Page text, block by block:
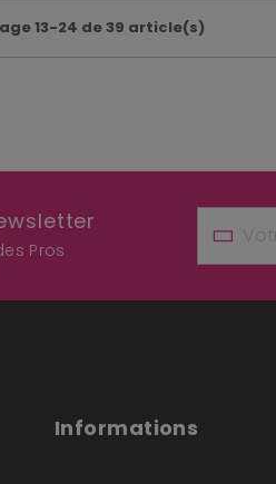
13-24 de 39 article(s)
Pros
Informations